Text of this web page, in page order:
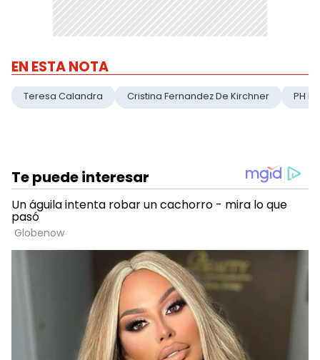
EN ESTA NOTA
Teresa Calandra Cristina Fernandez De Kirchner PH